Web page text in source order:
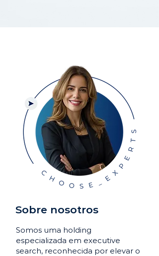
Sobre nosotros
Somos uma holding
especializada em executive
search, reconhecida por elevar o